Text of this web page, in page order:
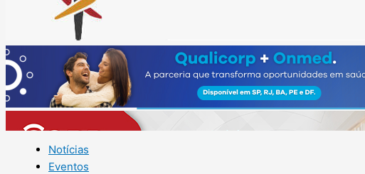
Notícias
Eventos